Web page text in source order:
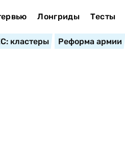
Лонгриды Тесты
кластеры Реформа армии